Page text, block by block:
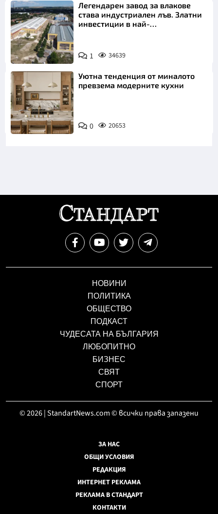
Легендарен завод за влакове
става индустриален лъв. Златни
инвестиции в най-
1 34639
Уютна тенденция от миналото
превзема модерните кухни
0 20653
НОВИНИ
ПОЛИТИКА
ОБЩЕСТВО
ПОДКАСТ
ЧУДЕСАТА НА БЪЛГАРИЯ
ЛЮБОПИТНО
БИЗНЕС
СВЯТ
СПОРТ
© 2026 | StandartNews.com © всички права запазени
ЗА НАС
ОБЩИ УСЛОВИЯ
РЕДАКЦИЯ
ИНТЕРНЕТ РЕКЛАМА
РЕКЛАМА В СТАНДАРТ
КОНТАКТИ